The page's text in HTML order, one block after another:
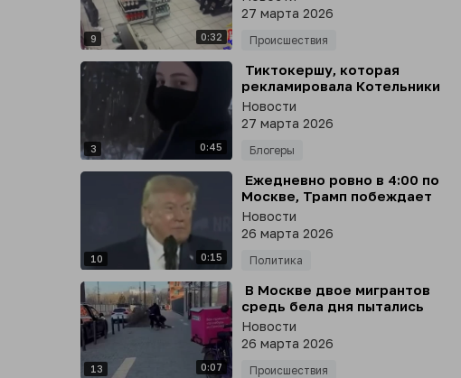
9 0:32
сотрудницу заправки
27 марта 2026
Происшествия
3 0:45
⁣ Тиктокершу, которая
рекламировала Котельники
как «самый мусульманский
город в Подмосковье»
арестовали в Москве
Новости
27 марта 2026
Блогеры
10 0:15
⁣ Ежедневно ровно в 4:00 по
Москве, Трамп побеждает
Иран
Новости
26 марта 2026
Политика
13 0:07
⁣ В Москве двое мигрантов
средь бела дня пытались
похитить девушку в жилом
комплексе
Новости
26 марта 2026
Происшествия